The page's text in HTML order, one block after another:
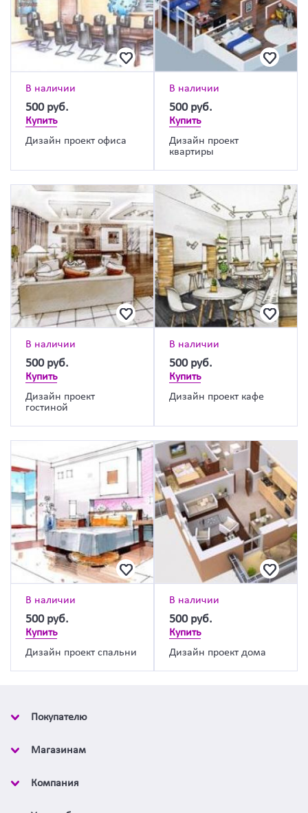
В наличии
500 руб.
Купить
Дизайн проект офиса
В наличии
500 руб.
Купить
Дизайн проект
квартиры
В наличии
500 руб.
Купить
Дизайн проект
гостиной
В наличии
500 руб.
Купить
Дизайн проект кафе
В наличии
500 руб.
Купить
Дизайн проект спальни
В наличии
500 руб.
Купить
Дизайн проект дома
Покупателю
Магазинам
Компания